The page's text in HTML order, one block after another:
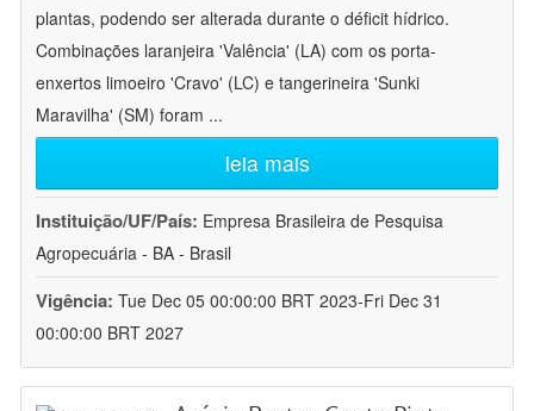
plantas, podendo ser alterada durante o déficit hídrico.
Combinações laranjeira 'Valência' (LA) com os porta-
enxertos limoeiro 'Cravo' (LC) e tangerineira 'Sunki
Maravilha' (SM) foram ...
leia mais
Instituição/UF/País: Empresa Brasileira de Pesquisa
Agropecuária - BA - Brasil
Vigência: Tue Dec 05 00:00:00 BRT 2023-Fri Dec 31
00:00:00 BRT 2027